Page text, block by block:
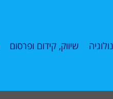
שיווק, קידום ופרסום